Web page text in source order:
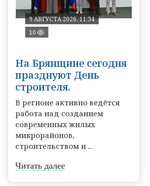
9 АВГУСТА 2026, 11:34
10
На Брянщине сегодня
празднуют День
строителя.
В регионе активно ведётся
работа над созданием
современных жилых
микрорайонов,
строительством и ...
Читать далее